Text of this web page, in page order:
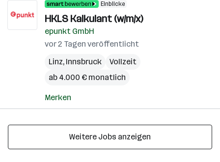
Einblicke
HKLS Kalkulant (w/m/x)
epunkt GmbH
vor 2 Tagen veröffentlicht
Linz, Innsbruck
Vollzeit
ab 4.000 € monatlich
Merken
Weitere Jobs anzeigen